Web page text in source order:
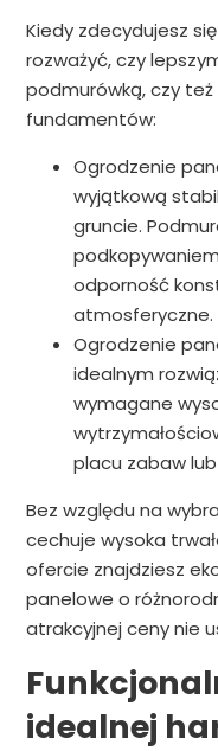
Kiedy zdecydujesz
rozważyć, czy
podmurówką, czy
fundamentów:
Ogrodzenie
wyjątkową
gruncie.
odporność
atmosferyczne.
Ogrodzenie
idealnym
wymagane
placu zabaw
Bez względu na
cechuje wysoka
ofercie znajdziesz
panelowe o
atrakcyjnej ceny nie
idealnej